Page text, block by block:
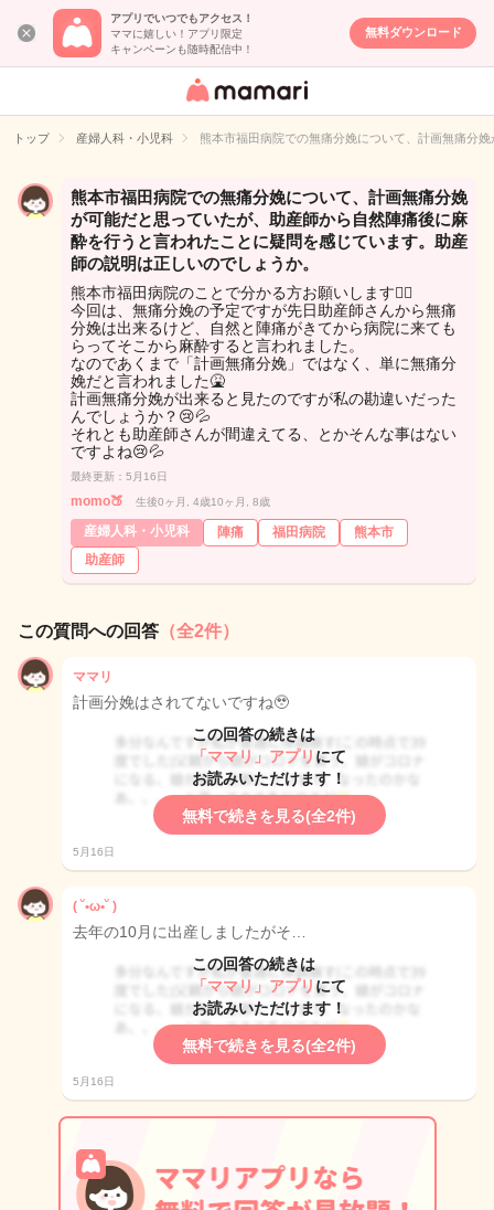
アプリでいつでもアクセス！
ママに嬉しい！アプリ限定
キャンペーンも随時配信中！
無料ダウンロード
女性専用匿名QA
イト
トップ 産婦人科・小児科 熊本市福田病院での無痛分娩について、計画無痛分
熊本市福田病院での無痛分娩について、計画無痛分娩
が可能だと思っていたが、助産師から自然陣痛後に麻
酔を行うと言われたことに疑問を感じています。助産
師の説明は正しいのでしょうか。
熊本市福田病院のことで分かる方お願いします🙇‍♀️
今回は、無痛分娩の予定ですが先日助産師さんから無痛
分娩は出来るけど、自然と陣痛がきてから病院に来ても
らってそこから麻酔すると言われました。
なのであくまで「計画無痛分娩」ではなく、単に無痛分
娩だと言われました🤮
計画無痛分娩が出来ると見たのですが私の勘違いだった
んでしょうか？😢💦
それとも助産師さんが間違えてる、とかそんな事はない
ですよね😢💦
最終更新：5月16日
momo🍑 生後0ヶ月, 4歳10ヶ月, 8歳
産婦人科・小児科 陣痛 福田病院
熊本市
助産師
この質問への回答 （全2件）
ママリ
計画分娩はされてないですね🥹
この回答の続きは
「ママリ」アプリ にて
お読みいただけます！
無料で続きを見る(全2件)
5月16日
( ˘•ω•˘ )
去年の10月に出産しましたがそ…
この回答の続きは
「ママリ」アプリ にて
お読みいただけます！
無料で続きを見る(全2件)
5月16日